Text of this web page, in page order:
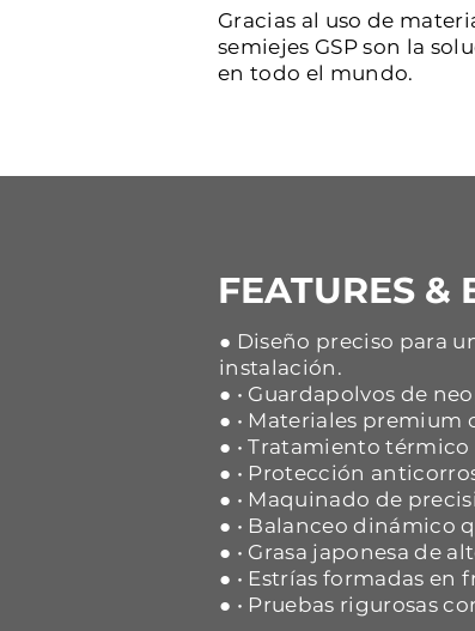
Gracias al uso de
semiejes GSP son la
en todo el mundo.
FEATURES &
● Diseño preciso para
instalación.
● • Guardapolvos de
● • Materiales
● • Tratamiento
● • Protección
● • Maquinado de
● • Balanceo dinámico
● • Grasa japonesa de
● • Estrías formadas
● • Pruebas rigurosas